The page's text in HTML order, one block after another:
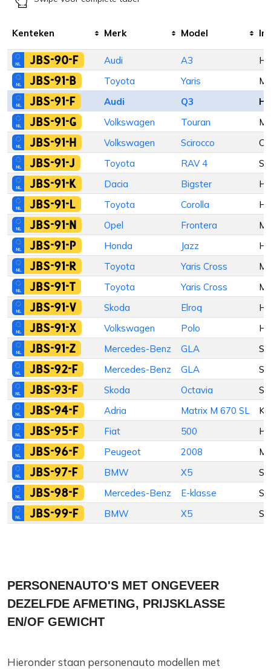
Kenteken Merk Model
JBS-90-F Audi A3
JBS-91-B Toyota Yaris
JBS-91-F Audi Q3
JBS-91-G Volkswagen Touran
JBS-91-H Volkswagen Scirocco
JBS-91-J Toyota RAV 4
JBS-91-K Dacia Bigster
JBS-91-L Toyota Corolla
JBS-91-N Opel Frontera
JBS-91-P Honda Jazz
JBS-91-R Toyota Yaris Cross
JBS-91-T Toyota Yaris Cross
JBS-91-V Skoda Elroq
JBS-91-X Volkswagen Polo
JBS-91-Z Mercedes-Benz GLA
JBS-92-F Mercedes-Benz GLA
JBS-93-F Skoda Octavia
JBS-94-F Adria Matrix M 670 SL
JBS-95-F Fiat 500
JBS-96-F Peugeot 2008
JBS-97-F BMW X5
JBS-98-F Mercedes-Benz E-klasse
JBS-99-F BMW X5
PERSONENAUTO'S MET ONGEVEER
DEZELFDE AFMETING, PRIJSKLASSE
EN/OF GEWICHT
Hieronder staan personenauto modellen met